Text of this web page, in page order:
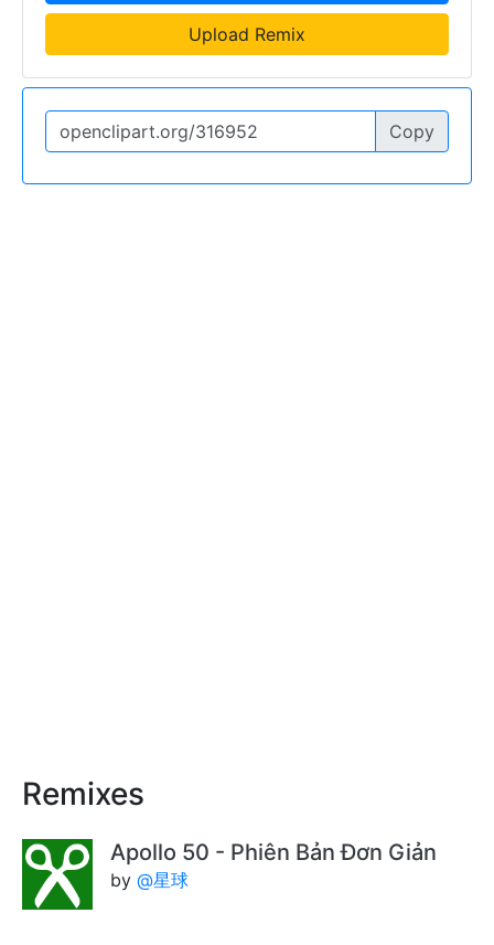
Upload Remix
Copy
Remixes
Apollo 50 - Phiên Bản Đơn Giản
by @星球